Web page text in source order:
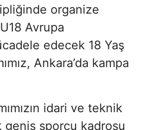
organize
Avrupa
edecek 18 Yaş
Ankara’da kampa
idari ve teknik
sporcu kadrosu